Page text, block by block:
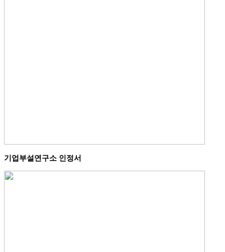
기업부설연구소 인정서